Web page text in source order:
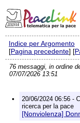
Elenco delle liste
Informativa sulla
Indice per Argomento
[Pagina precedente] [
76 messaggi, in ordine
07/07/2026 13:51
20/06/2024 06:56 -
ricerca per la pace
[Nonviolenza]